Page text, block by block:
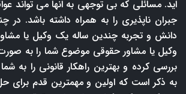
اید. مسائلی که بی توجهی به انها می تواند
جبران ناپذیری را به همراه داشته باشد. در
دانش و تجربه چندین ساله یک وکیل یا
وکیل یا مشاور حقوقی موضوع شما را به
بررسی کرده و بهترین راهکار قانونی را به
به ذکر است که اولین و مهمترین قدم برای